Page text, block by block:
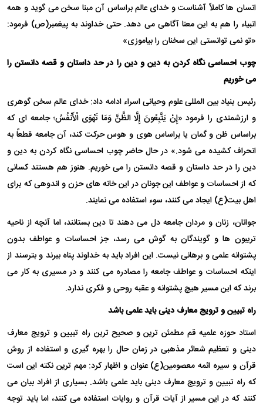
انسان ها کاملاً آشناست و خدای عالم براساس آن مبنا سخن می گوید و همه
انبیاء را هم به این معنا آگاهی می دهد. حتی خداوند به پیغمبر(ص) فرمود:
«تو نمی توانستی این سخنان را بیاموزی»
چوب احساسی نگاه کردن به دین و دین را در حد داستان و قصه دانستن را
می خوریم
رئیس بنیاد بین المللی علوم وحیانی اسراء ادامه داد: خدای عالم سخن گوهری
و ارزشمندی را فرمود «إِنْ یَتَّبِعُونَ إِلَّا الظَّنَّ وَمَا تَهْوَى الْأَنْفُسُ؛ جامعه ای که
براساس ظن و گمان یا براساس هوی و هوس حرکت کند، آن جامعه قطعاً به
انحراف کشیده می شود.» در حال حاضر چوب احساسی نگاه کردن به دین و
دین را در حد داستان و قصه دانستن را می خوریم. هنوز هم هستند کسانی
که از احساسات و عواطف این جونان در این خانه های حزن و اندوهی که برای
اهل بیت(ع) ایجاد می کنند، سوء استفاده می نمایند.
جوانان، زنان و مردان جامعه دل می دهند تا دین بستانند، اما آنچه از ناحیه
تریبون ها و گویندگان به گوش می رسد، جز احساسات و عواطف بدون
پشتوانه علمی و برهانی نیست. این افراد باید به خداوند پناه ببرند و بترسند از
اینکه احساسات و عواطف جامعه را مصادره می کنند و در مسیری به کار می
برند که این مسیر هیچ پشتوانه و عقبه روحی و فکری ندارد.
راه تبیین و ترویج معارف دینی باید علمی باشد
استاد حوزه علمیه قم مطمئن ترین و صحیح ترین راه تبیین و ترویج معارف
دینی و تعظیم شعائر مذهبی در زمان حال را بهره گیری و استفاده از روش
قرآن و سیره ائمه معصومین(ع) عنوان و اظهار کرد: مهم ترین نکته این است
که راه تبیین و ترویج معارف دینی باید علمی باشد. بسیاری از افراد بیان می
کنند که در این مسیر از آیات قرآن و روایات استفاده می کنند، اما باید توجه